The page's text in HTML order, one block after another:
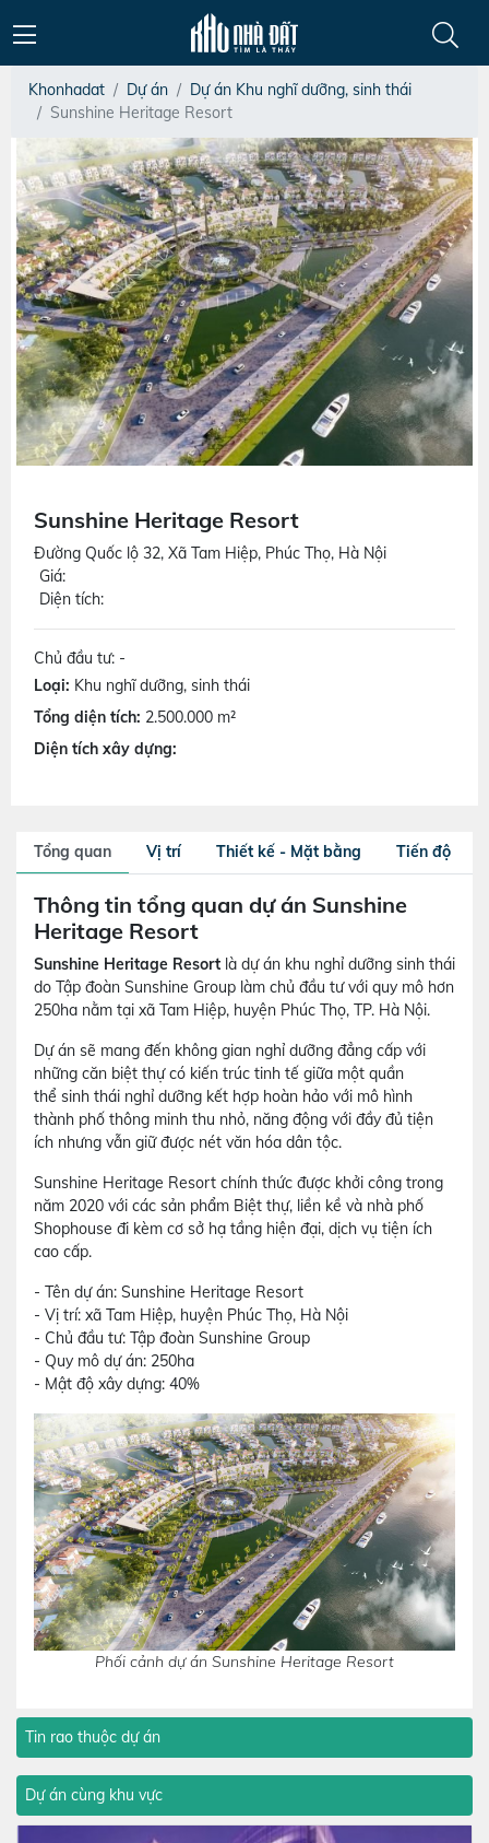
Khonhadat Dự án
Dự án Khu nghĩ dưỡng, sinh thái
Sunshine Heritage Resort
Sunshine Heritage Resort
Đường Quốc lộ 32, Xã Tam Hiệp, Phúc Thọ, Hà Nội
Giá:
Diện tích:
Chủ đầu tư: -
Loại: Khu nghĩ dưỡng, sinh thái
Tổng diện tích: 2.500.000 m²
Diện tích xây dựng:
Tổng quan Vị trí Thiết kế - Mặt bằng Tiến độ
Thông tin tổng quan dự án Sunshine
Heritage Resort
Sunshine Heritage Resort là dự án khu nghỉ dưỡng sinh thái
do Tập đoàn Sunshine Group làm chủ đầu tư với quy mô hơn
250ha nằm tại xã Tam Hiệp, huyện Phúc Thọ, TP. Hà Nội.
Dự án sẽ mang đến không gian nghỉ dưỡng đẳng cấp với
những căn biệt thự có kiến trúc tinh tế giữa một quần
thể sinh thái nghỉ dưỡng kết hợp hoàn hảo với mô hình
thành phố thông minh thu nhỏ, năng động với đầy đủ tiện
ích nhưng vẫn giữ được nét văn hóa dân tộc.
Sunshine Heritage Resort chính thức được khởi công trong
năm 2020 với các sản phẩm Biệt thự, liền kề và nhà phố
Shophouse đi kèm cơ sở hạ tầng hiện đại, dịch vụ tiện ích
cao cấp.
- Tên dự án: Sunshine Heritage Resort
- Vị trí: xã Tam Hiệp, huyện Phúc Thọ, Hà Nội
- Chủ đầu tư: Tập đoàn Sunshine Group
- Quy mô dự án: 250ha
- Mật độ xây dựng: 40%
Phối cảnh dự án Sunshine Heritage Resort
Tin rao thuộc dự án
Dự án cùng khu vực